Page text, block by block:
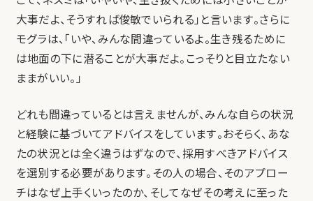
大事だよ、そうすれば俊敏でいられる」と言います。さらに
モグラは、「いや、みんな間違っているよ。生き残るために
は地面の下に潜ることが大事だよ。こっそりと目立たない
ままがいい。」
どれも間違っているとは言えませんが、みんな自らの状況
と経験に基づいてアドバイスをしています。おそらく、あな
たの状況とは全く違うはずなので、採用すべきアドバイス
を選別する必要があります。その人の場合、そのアプロー
チはなぜ上手くいったのか、そしてなぜその考えに至った